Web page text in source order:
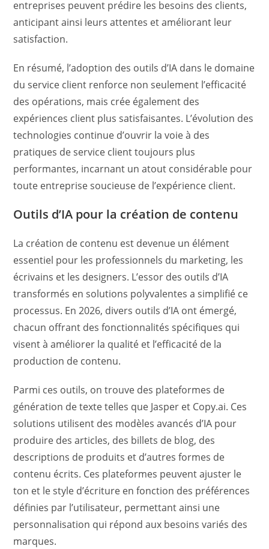
entreprises peuvent prédire les besoins des clients,
anticipant ainsi leurs attentes et améliorant leur
satisfaction.
En résumé, l’adoption des outils d’IA dans le domaine
du service client renforce non seulement l’efficacité
des opérations, mais crée également des
expériences client plus satisfaisantes. L’évolution des
technologies continue d’ouvrir la voie à des
pratiques de service client toujours plus
performantes, incarnant un atout considérable pour
toute entreprise soucieuse de l’expérience client.
Outils d’IA pour la création de contenu
La création de contenu est devenue un élément
essentiel pour les professionnels du marketing, les
écrivains et les designers. L’essor des outils d’IA
transformés en solutions polyvalentes a simplifié ce
processus. En 2026, divers outils d’IA ont émergé,
chacun offrant des fonctionnalités spécifiques qui
visent à améliorer la qualité et l’efficacité de la
production de contenu.
Parmi ces outils, on trouve des plateformes de
génération de texte telles que Jasper et Copy.ai. Ces
solutions utilisent des modèles avancés d’IA pour
produire des articles, des billets de blog, des
descriptions de produits et d’autres formes de
contenu écrits. Ces plateformes peuvent ajuster le
ton et le style d’écriture en fonction des préférences
définies par l’utilisateur, permettant ainsi une
personnalisation qui répond aux besoins variés des
marques.